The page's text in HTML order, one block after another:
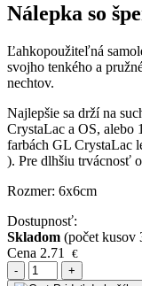
Nálepka so
Ľahkopoužiteľná
svojho tenkého a
nechtov.
Najlepšie sa drží na
CrystaLac a OS, alebo
farbách GL CrystaLac
). Pre dlhšiu trvácnosť
Rozmer: 6x6cm
Dostupnosť:
Skladom (počet kusov
Cena 2.71 €
-
+